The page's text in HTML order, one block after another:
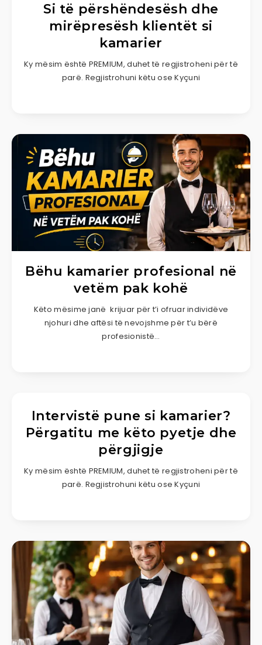
Si të përshëndesësh dhe
mirëpresësh klientët si
kamarier
Ky mësim është PREMIUM, duhet të regjistroheni për të
parë. Regjistrohuni këtu ose Kyçuni
Bëhu kamarier profesional në
vetëm pak kohë
Këto mësime janë krijuar për t’i ofruar individëve
njohuri dhe aftësi të nevojshme për t’u bërë
profesionistë…
Intervistë pune si kamarier?
Përgatitu me këto pyetje dhe
përgjigje
Ky mësim është PREMIUM, duhet të regjistroheni për të
parë. Regjistrohuni këtu ose Kyçuni